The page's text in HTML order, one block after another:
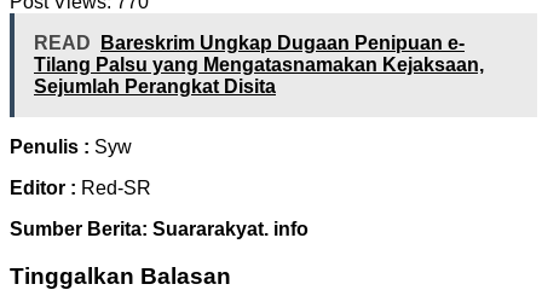
READ
Bareskrim Ungkap Dugaan Penipuan e-
Tilang Palsu yang Mengatasnamakan Kejaksaan,
Sejumlah Perangkat Disita
Penulis : Syw
Editor : Red-SR
Sumber Berita: Suararakyat. info
Tinggalkan Balasan